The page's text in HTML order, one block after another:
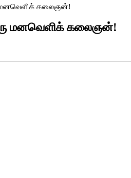
மனவெளிக் கலைஞன்!
மனவெளிக் கலைஞன்!